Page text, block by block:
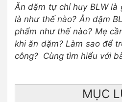
Ăn dặm tự chỉ huy BLW là
là như thế nào? Ăn dặm
phẩm như thế nào? Mẹ
khi ăn dặm? Làm sao để
công? Cùng tìm hiểu với
MỤC